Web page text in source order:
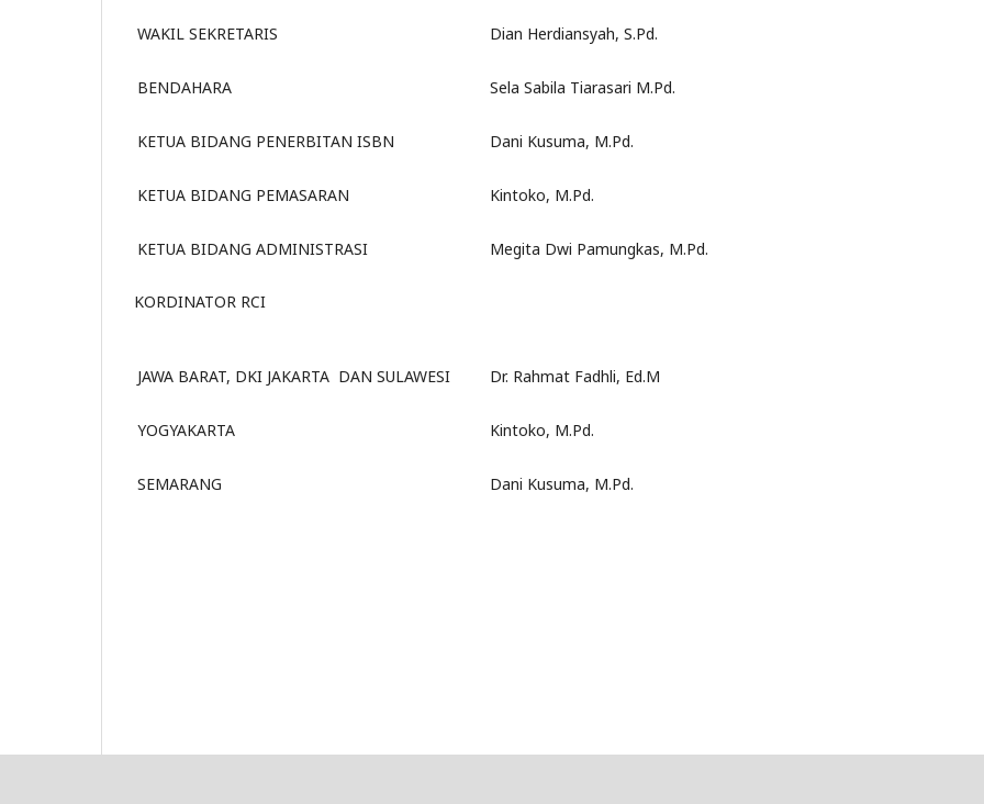
WAKIL SEKRETARIS Dian Herdiansyah, S.Pd.
BENDAHARA Sela Sabila Tiarasari M.Pd.
KETUA BIDANG PENERBITAN ISBN Dani Kusuma, M.Pd.
KETUA BIDANG PEMASARAN Kintoko, M.Pd.
KETUA BIDANG ADMINISTRASI Megita Dwi Pamungkas, M.Pd.
KORDINATOR RCI
JAWA BARAT, DKI JAKARTA DAN SULAWESI Dr. Rahmat Fadhli, Ed.M
YOGYAKARTA Kintoko, M.Pd.
SEMARANG Dani Kusuma, M.Pd.